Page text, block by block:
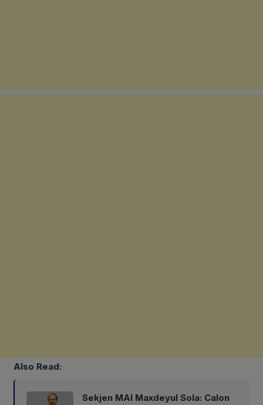
Also Read:
Sekjen MAI Maxdeyul Sola: Calon